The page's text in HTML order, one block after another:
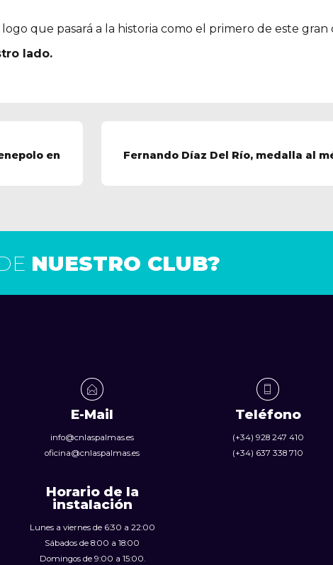
que pasará a la historia como el primero de este gran
lado.
en
Fernando Díaz Del Río, medalla al
NUESTRO CLUB?
E-Mail
info@cnlaspalmas.es
oficina@cnlaspalmas.es
Horario de la
instalación
Lunes a viernes de 6:30 a 22:00
Sábados de 8:00 a 18:00
Domingos de 9:00 a 15:00.
Teléfono
(+34) 928 247 410
(+34) 637 338 710